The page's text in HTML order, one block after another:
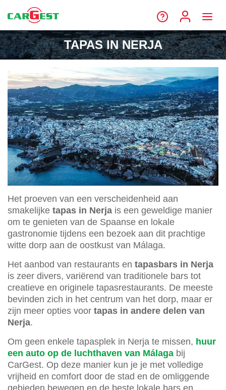
TAPAS IN NERJA
Het proeven van een verscheidenheid aan
smakelijke tapas in Nerja is een geweldige manier
om te genieten van de Spaanse en lokale
gastronomie tijdens een bezoek aan dit prachtige
witte dorp aan de oostkust van Málaga.
Het aanbod van restaurants en tapasbars in Nerja
is zeer divers, variërend van traditionele bars tot
creatieve en originele tapasrestaurants. De meeste
bevinden zich in het centrum van het dorp, maar er
zijn meer opties voor tapas in andere delen van
Nerja.
Om geen enkele tapasplek in Nerja te missen, huur
een auto op de luchthaven van Málaga bij
CarGest. Op deze manier kun je je met volledige
vrijheid en comfort door de stad en de omliggende